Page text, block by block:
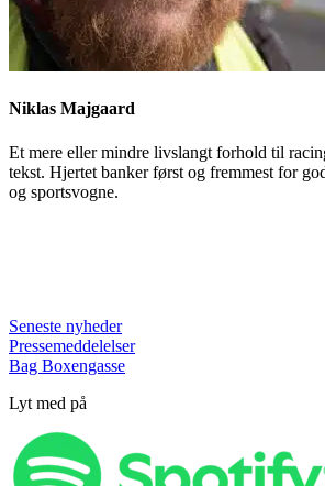
Niklas Majgaard
Et mere eller mindre livslangt forhold til
tekst. Hjertet banker først og fremmest for
og sportsvogne.
Seneste nyheder
Pressemeddelelser
Bag Boxengasse
Lyt med på